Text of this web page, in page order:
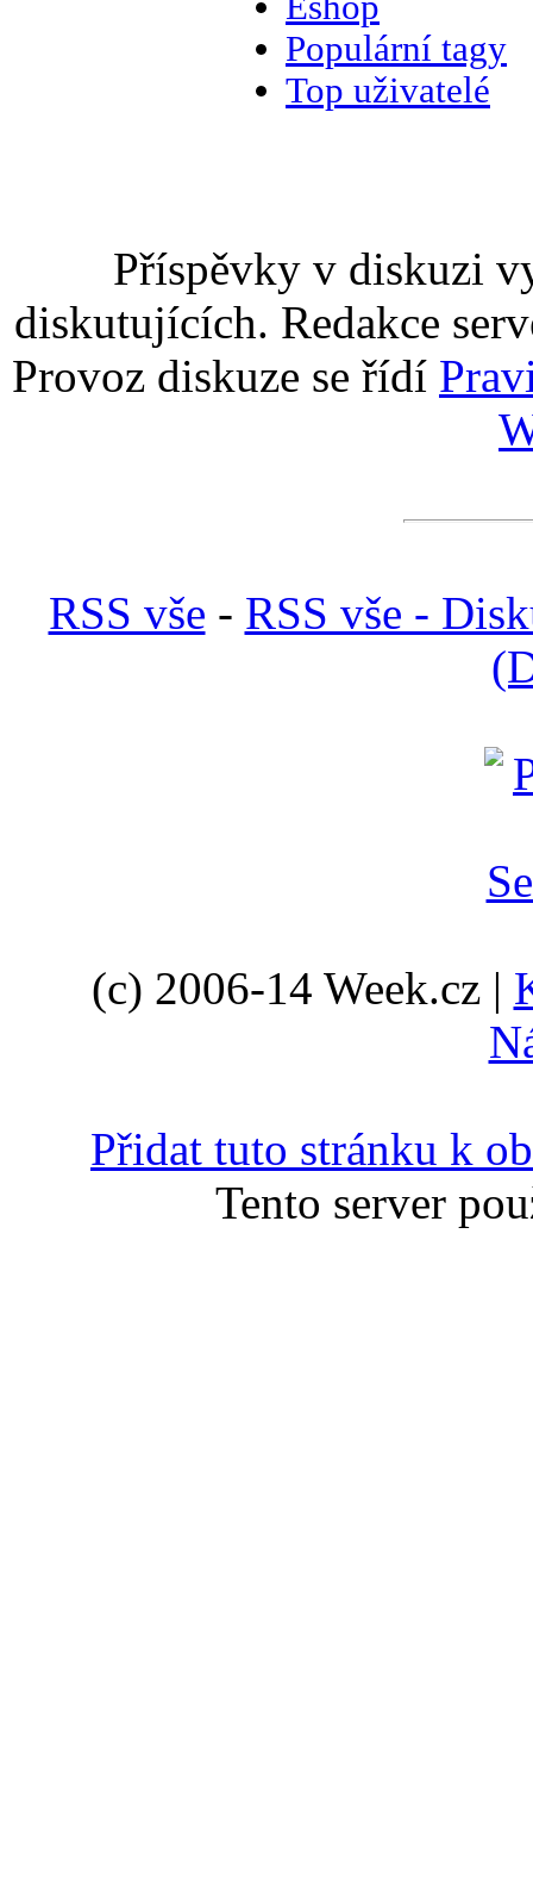
Populární tagy
Top uživatelé
Příspěvky v diskuzi
diskutujících. Redakce
Provoz diskuze se řídí
RSS vše - RSS vše -
(c) 2006-14 Week.cz |
Přidat tuto stránku k
Tento server